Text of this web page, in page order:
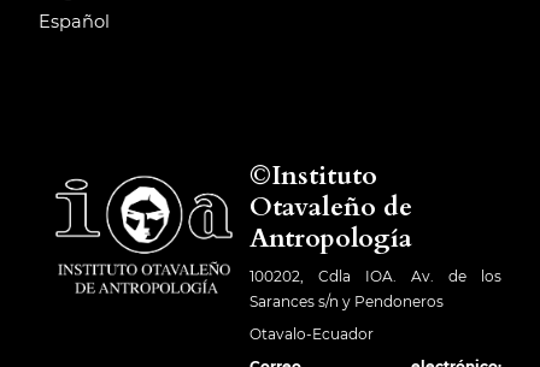
Español
©Instituto
Otavaleño de
Antropología
100202, Cdla IOA. Av. de los
Sarances s/n y Pendoneros
Otavalo-Ecuador